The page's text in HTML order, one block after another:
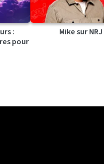
:
pour
Mike sur NRJ